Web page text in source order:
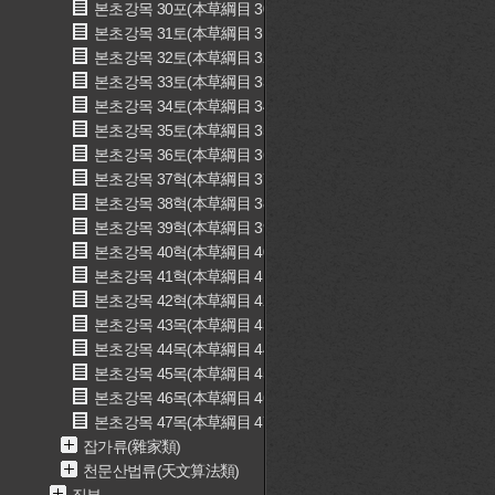
본초강목 30포(本草綱目 30匏)
본초강목 31토(本草綱目 31土)
본초강목 32토(本草綱目 32土)
본초강목 33토(本草綱目 33土)
본초강목 34토(本草綱目 34土)
본초강목 35토(本草綱目 35土)
본초강목 36토(本草綱目 36土)
본초강목 37혁(本草綱目 37革)
본초강목 38혁(本草綱目 38革)
본초강목 39혁(本草綱目 39革)
본초강목 40혁(本草綱目 40革)
본초강목 41혁(本草綱目 41革)
본초강목 42혁(本草綱目 42革)
본초강목 43목(本草綱目 43木)
본초강목 44목(本草綱目 44木)
본초강목 45목(本草綱目 45木)
본초강목 46목(本草綱目 46木)
본초강목 47목(本草綱目 47木)
잡가류(雜家類)
천문산법류(天文算法類)